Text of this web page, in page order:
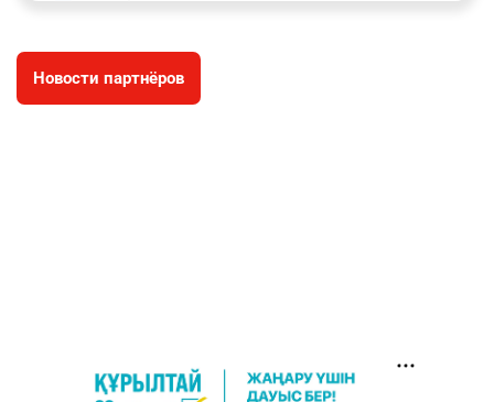
заработал уголовное дело
⚠️ Доброе утро, друзья! Предлагаем обзор
главных новостей за 4 августа
2785 2 40
Новости партнёров